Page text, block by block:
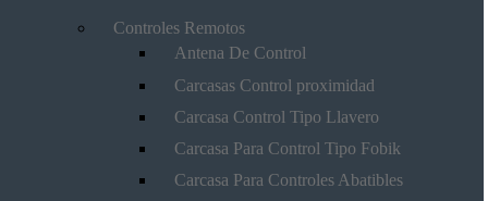
Controles Remotos
Antena De Control
Carcasas Control proximidad
Carcasa Control Tipo Llavero
Carcasa Para Control Tipo Fobik
Carcasa Para Controles Abatibles